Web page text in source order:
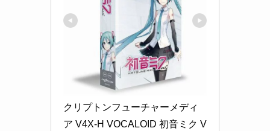
クリプトンフューチャーメディ
ア V4X-H VOCALOID 初音ミク V